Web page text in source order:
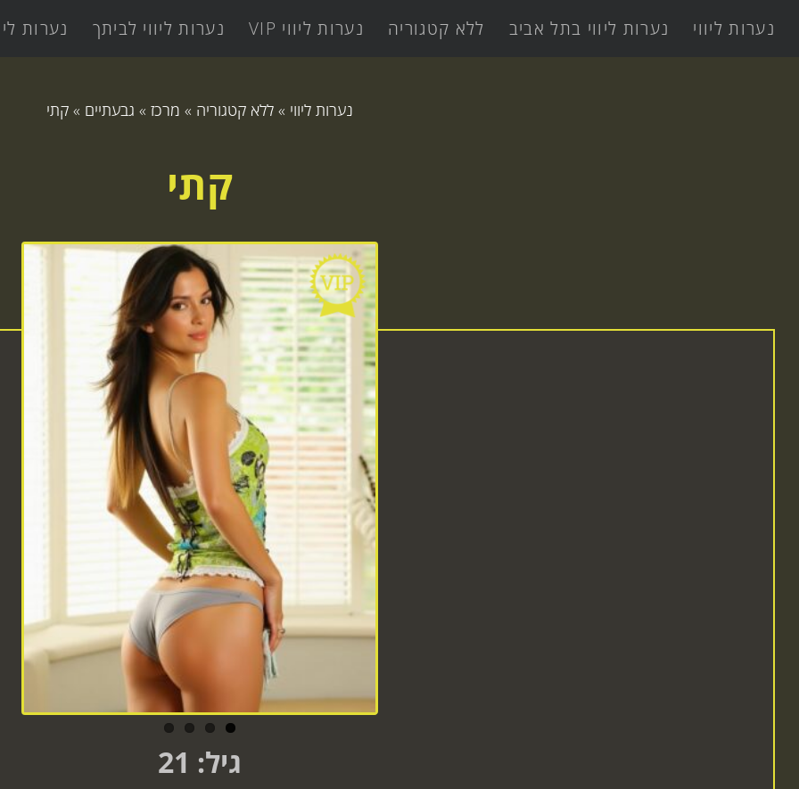
נערות ליווי נערות ליווי בתל אביב ללא קטגוריה נערות ליווי VIP נערות ליווי לביתך נערות
נערות ליווי » ללא קטגוריה » מרכז » גבעתיים » קתי
קתי
גיל: 21